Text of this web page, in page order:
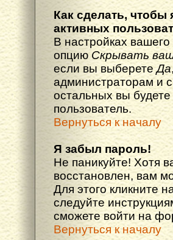
Как сделать, чтобы
активных
В настройках
опцию Скрывать
если вы выберетеДа
администраторам и
остальных вы
пользователь.
Вернуться к началу
Я забыл пароль!
Не паникуйте! Хотя
восстановлен, вам
Для этого кликните
следуйте
сможете войти на
Вернуться к началу